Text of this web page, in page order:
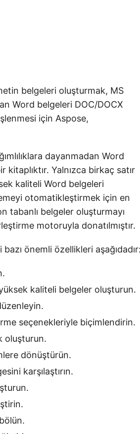
belgeleri oluşturmak, MS
Word belgeleri DOC/DOCX
için Aspose,
dayanmadan Word
Yalnızca birkaç satır
kaliteli Word belgeleri
otomatikleştirmek için en
tabanlı belgeler oluşturmayı
motoruyla donatılmıştır.
önemli özellikleri aşağıdadır:
kaliteli belgeler oluşturun.
seçenekleriyle biçimlendirin.
oluşturun.
dönüştürün.
karşılaştırın.